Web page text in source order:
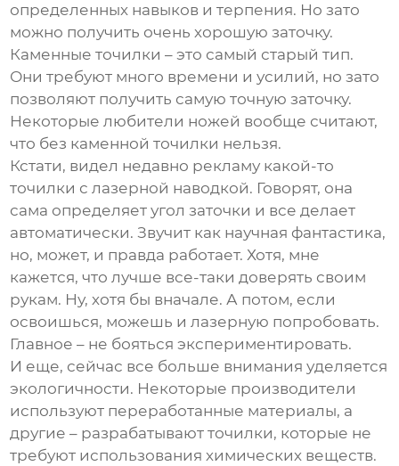
определенных навыков и терпения. Но зато
можно получить очень хорошую заточку.
Каменные точилки – это самый старый тип.
Они требуют много времени и усилий, но зато
позволяют получить самую точную заточку.
Некоторые любители ножей вообще считают,
что без каменной точилки нельзя.
Кстати, видел недавно рекламу какой-то
точилки с лазерной наводкой. Говорят, она
сама определяет угол заточки и все делает
автоматически. Звучит как научная фантастика,
но, может, и правда работает. Хотя, мне
кажется, что лучше все-таки доверять своим
рукам. Ну, хотя бы вначале. А потом, если
освоишься, можешь и лазерную попробовать.
Главное – не бояться экспериментировать.
И еще, сейчас все больше внимания уделяется
экологичности. Некоторые производители
используют переработанные материалы, а
другие – разрабатывают точилки, которые не
требуют использования химических веществ.